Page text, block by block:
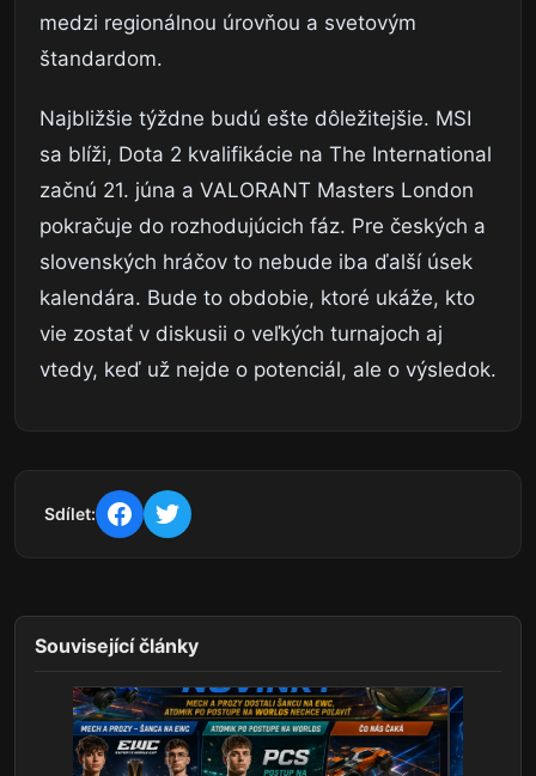
medzi regionálnou úrovňou a svetovým
štandardom.
Najbližšie týždne budú ešte dôležitejšie. MSI
sa blíži, Dota 2 kvalifikácie na The International
začnú 21. júna a VALORANT Masters London
pokračuje do rozhodujúcich fáz. Pre českých a
slovenských hráčov to nebude iba ďalší úsek
kalendára. Bude to obdobie, ktoré ukáže, kto
vie zostať v diskusii o veľkých turnajoch aj
vtedy, keď už nejde o potenciál, ale o výsledok.
Sdílet:
Související články